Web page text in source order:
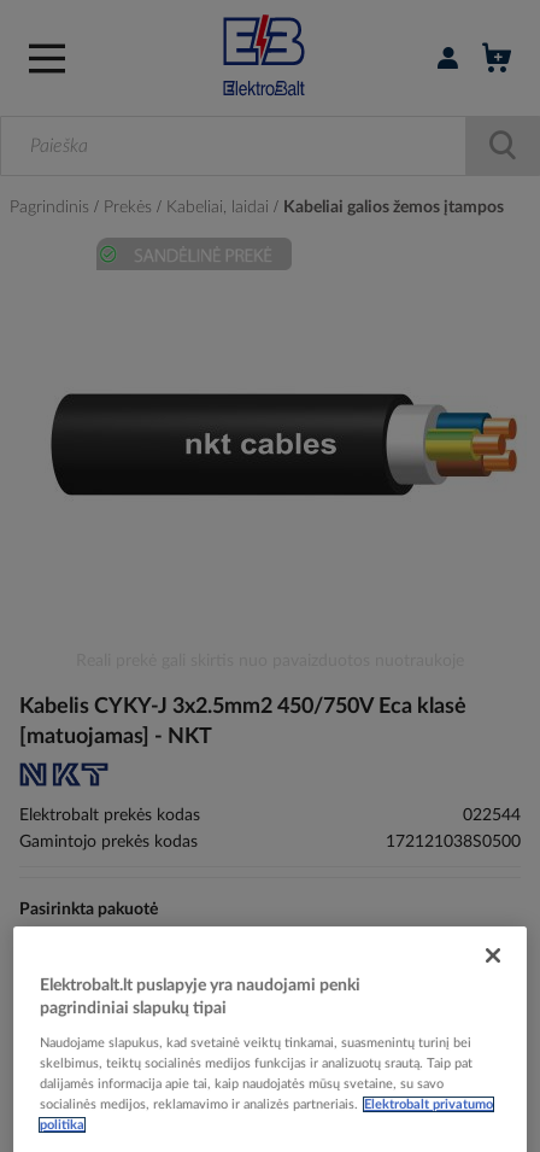
Prisijungti /
Pagrindinis Prekės Kabeliai, laidai Kabeliai galios žemos įtampos
images
gallery
the
beginning
the
images
Kabelis CYKY-J 3x2.5mm2 450/750V Eca klasė
[matuojamas] - NKT
Elektrobalt prekės kodas
022544
Gamintojo prekės kodas
172121038S0500
Pasirinkta pakuotė
Elektrobalt.lt puslapyje yra naudojami penki
pagrindiniai slapukų tipai
Naudojame slapukus, kad svetainė veiktų tinkamai, suasmenintų turinį bei
skelbimus, teiktų socialinės medijos funkcijas ir analizuotų srautą. Taip pat
dalijamės informacija apie tai, kaip naudojatės mūsų svetaine, su savo
socialinės medijos, reklamavimo ir analizės partneriais.
Elektrobalt privatumo
politika